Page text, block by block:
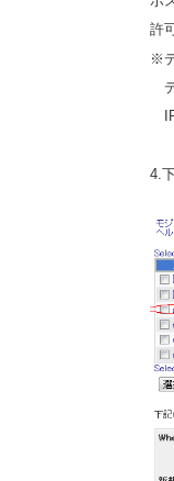
許
※
IP
4.